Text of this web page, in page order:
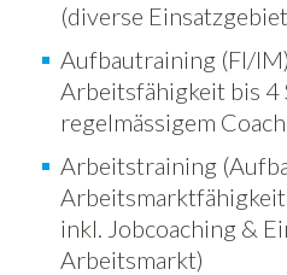
(diverse
Aufbautraining (FI/
Arbeitsfähigkeit bis 4
regelmässigem
Arbeitstraining
inkl. Jobcoaching &
Arbeitsmarkt)